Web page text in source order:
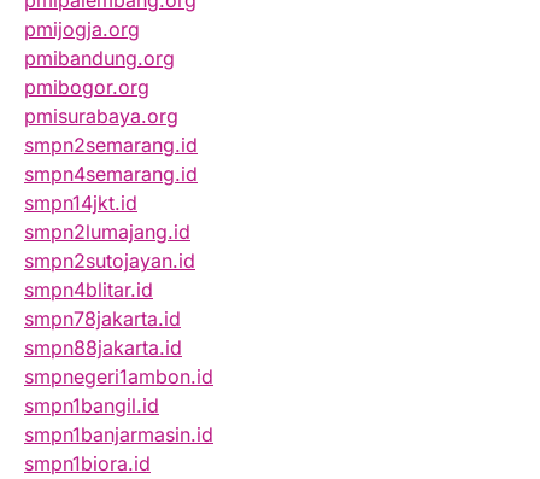
pmijogja.org
pmibandung.org
pmibogor.org
pmisurabaya.org
smpn2semarang.id
smpn4semarang.id
smpn14jkt.id
smpn2lumajang.id
smpn2sutojayan.id
smpn4blitar.id
smpn78jakarta.id
smpn88jakarta.id
smpnegeri1ambon.id
smpn1bangil.id
smpn1banjarmasin.id
smpn1biora.id